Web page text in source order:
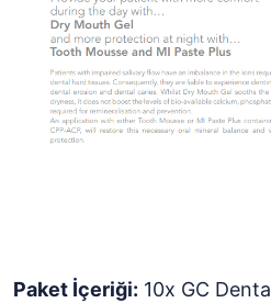
Paket İçeriği: 10x GC